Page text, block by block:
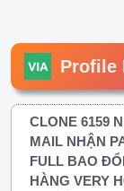
Profile
CLONE 6159
MAIL NHẬN
FULL BAO
HÀNG VERY